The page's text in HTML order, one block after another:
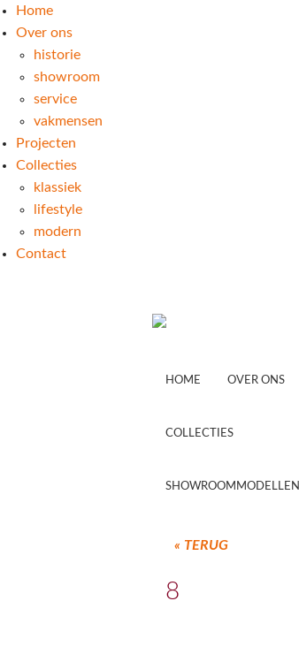
Home
Over ons
historie
showroom
service
vakmensen
Projecten
Collecties
klassiek
lifestyle
modern
Contact
HOME OVER ONS
COLLECTIES
SHOWROOMMODELLEN
« TERUG
8